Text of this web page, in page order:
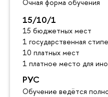
Очная форма обучения
15/10/1
15 бюджетных мест
1 государственная
10 платных мест
1 платное место для
РУС
Обучение ведётся